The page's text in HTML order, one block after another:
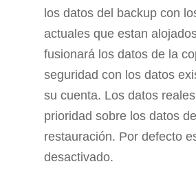
los datos del backup con
actuales que estan
fusionará los datos de la
seguridad con los datos
su cuenta. Los datos
prioridad sobre los datos de
restauración. Por defecto
desactivado.